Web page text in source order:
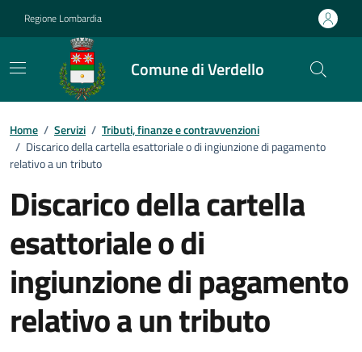
Regione Lombardia
Comune di Verdello
Home / Servizi / Tributi, finanze e contravvenzioni
/ Discarico della cartella esattoriale o di ingiunzione di pagamento
relativo a un tributo
Discarico della cartella
esattoriale o di
ingiunzione di pagamento
relativo a un tributo